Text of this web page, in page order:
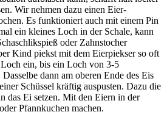
Wir nehmen dazu einen Eier-
Es funktioniert auch mit einem Pin
ein kleines Loch in der Schale, kann
oder Zahnstocher
Kind piekst mit dem Eierpiekser so oft
ein, bis ein Loch von 3-5
dann am oberen Ende des Eis
Schüssel kräftig auspusten. Dazu die
das Ei setzen. Mit den Eiern in der
Pfannkuchen machen.